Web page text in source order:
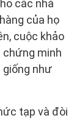
các nhà
của họ
cuộc khảo
minh
giống như
tạp và đòi